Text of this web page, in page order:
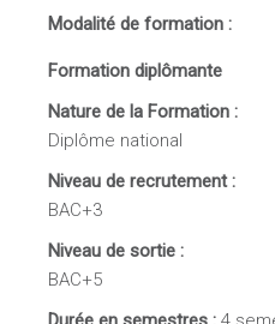
Modalité de formation :
Formation diplômante
Nature de la Formation :
Diplôme national
Niveau de recrutement :
BAC+3
Niveau de sortie :
BAC+5